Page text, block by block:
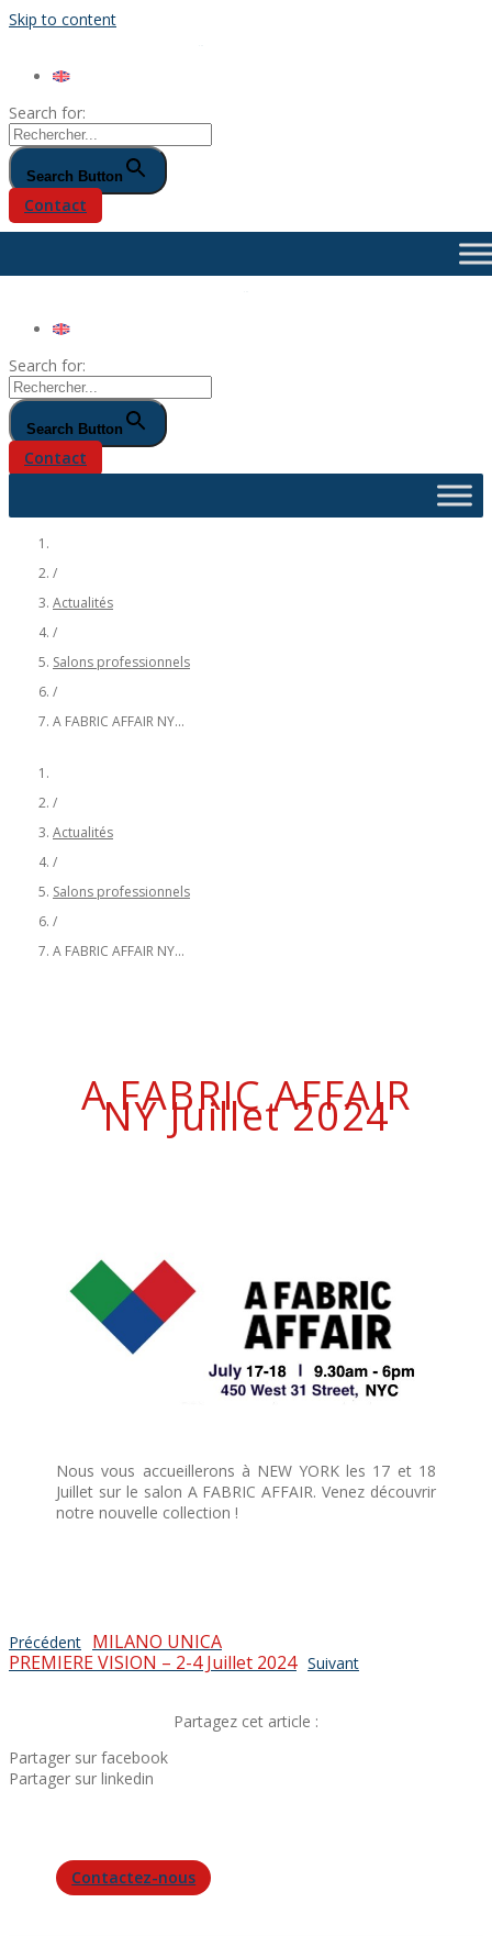
Skip to content
Search for:
Search Button
Contact
Search for:
Search Button
Contact
/
Actualités
/
Salons professionnels
/
A FABRIC AFFAIR NY...
/
Actualités
/
Salons professionnels
/
A FABRIC AFFAIR NY...
A FABRIC AFFAIR
NY Juillet 2024
Nous vous accueillerons à NEW YORK les 17 et 18
Juillet sur le salon A FABRIC AFFAIR. Venez découvrir
notre nouvelle collection !
Précédent MILANO UNICA
PREMIERE VISION – 2-4 Juillet 2024 Suivant
Partagez cet article :
Partager sur facebook
Partager sur linkedin
Contactez-nous